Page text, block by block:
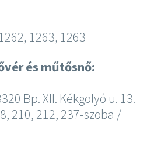
1263, 1263
és műtősnő:
Bp. XII. Kékgolyó u. 13.
210, 212, 237-szoba /